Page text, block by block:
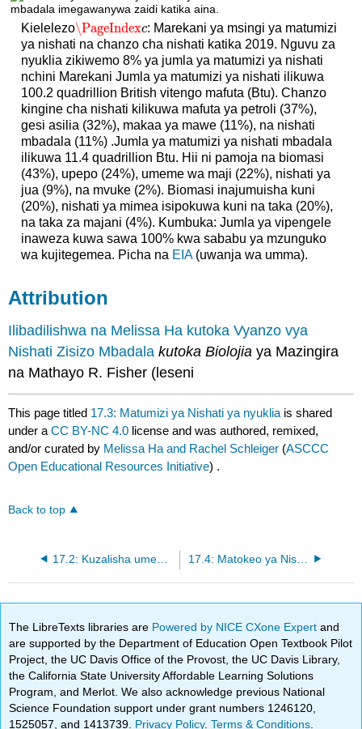
Kielelezo\PageIndexc
\PageIndexc: Marekani ya msingi ya matumizi
ya nishati na chanzo cha nishati katika 2019. Nguvu za
nyuklia zikiwemo 8% ya jumla ya matumizi ya nishati
nchini Marekani Jumla ya matumizi ya nishati ilikuwa
100.2 quadrillion British vitengo mafuta (Btu). Chanzo
kingine cha nishati kilikuwa mafuta ya petroli (37%),
gesi asilia (32%), makaa ya mawe (11%), na nishati
mbadala (11%) .Jumla ya matumizi ya nishati mbadala
ilikuwa 11.4 quadrillion Btu. Hii ni pamoja na biomasi
(43%), upepo (24%), umeme wa maji (22%), nishati ya
jua (9%), na mvuke (2%). Biomasi inajumuisha kuni
(20%), nishati ya mimea isipokuwa kuni na taka (20%),
na taka za majani (4%). Kumbuka: Jumla ya vipengele
inaweza kuwa sawa 100% kwa sababu ya mzunguko
wa kujitegemea. Picha na EIA(uwanja wa umma).
Attribution
Ilibadilishwa na Melissa Ha kutokaVyanzo vya
Nishati Zisizo Mbadala kutoka Biolojia ya Mazingira
na Mathayo R. Fisher (leseni
This page titled 17.3: Matumizi ya Nishati ya nyuklia is shared
under aCC BY-NC 4.0 license and was authored, remixed,
and/or curated by Melissa Ha and Rachel Schleiger (ASCCC
Open Educational Resources Initiative) .
Back to top
17.2: Kuzalisha umeme na Nishati ya nyuklia 17.4: Matokeo ya Nishati ya nyuklia
The LibreTexts libraries are Powered by NICE CXone Expertand
are supported by the Department of Education Open Textbook Pilot
Project, the UC Davis Office of the Provost, the UC Davis Library,
the California State University Affordable Learning Solutions
Program, and Merlot. We also acknowledge previous National
Science Foundation support under grant numbers 1246120,
1525057, and 1413739. Privacy Policy.Terms & Conditions